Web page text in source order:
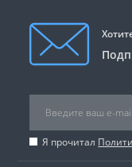
Я прочитал